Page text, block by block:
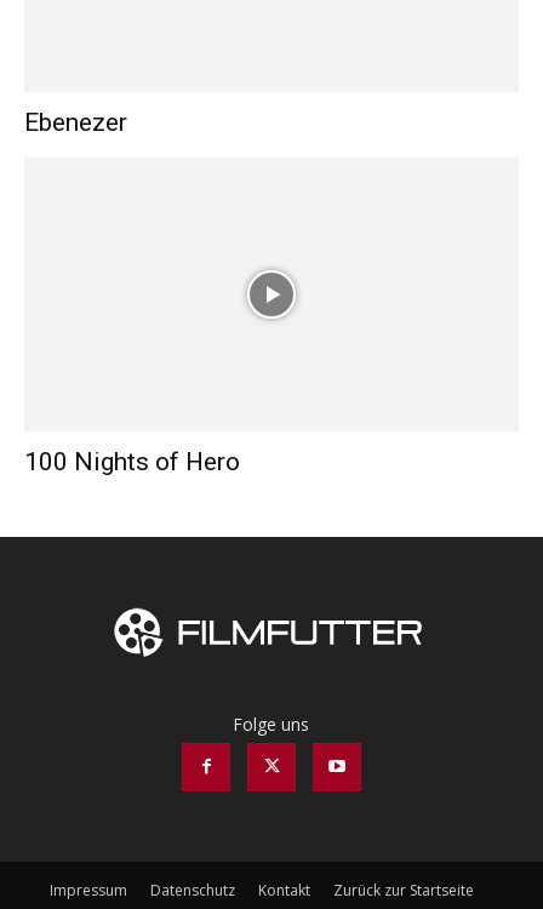
Ebenezer
100 Nights of Hero
Folge uns
Impressum Datenschutz Kontakt
Zurück zur Startseite